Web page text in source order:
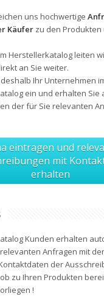
uns hochwertige
Käufer zu den
Herstellerkatalog leiten
an Sie weiter.
Ihr Unternehmen
ein und erhalten Sie
der für Sie relevanten
eintragen und
mit
erhalten
Kunden erhalten
Anfragen mit
der
zu Ihren Produkten
!